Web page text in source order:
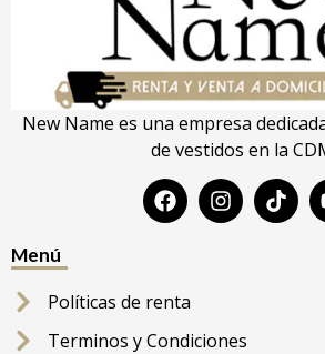
New Name es una empresa
de vestidos en la
Menú
Políticas de renta
Terminos y Condiciones